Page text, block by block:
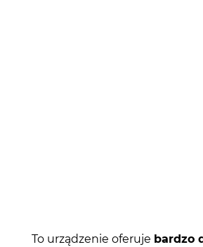
To urządzenie oferuje bardzo